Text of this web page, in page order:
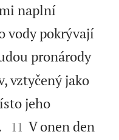
naplní
vody pokrývají
pronárody
vztyčený jako
jeho


11 V onen den